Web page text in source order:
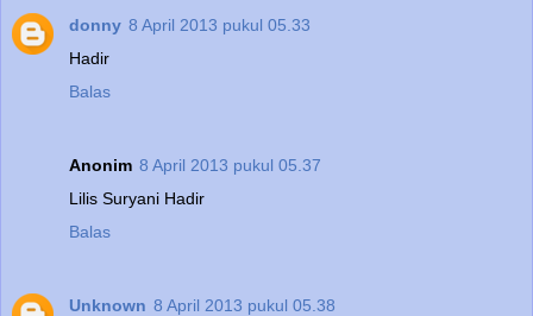
donny 8 April 2013 pukul 05.33
Hadir
Balas
Anonim 8 April 2013 pukul 05.37
Lilis Suryani Hadir
Balas
Unknown 8 April 2013 pukul 05.38